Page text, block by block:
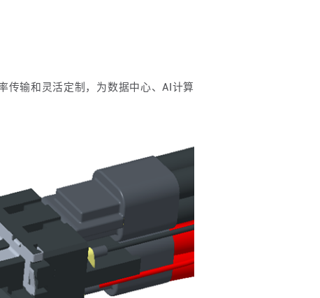
传输和灵活定制，为数据中心、AI计算